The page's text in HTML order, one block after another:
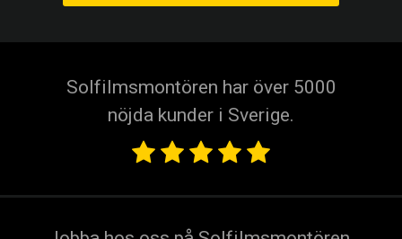
Solfilmsmontören har över 5000
nöjda kunder i Sverige.